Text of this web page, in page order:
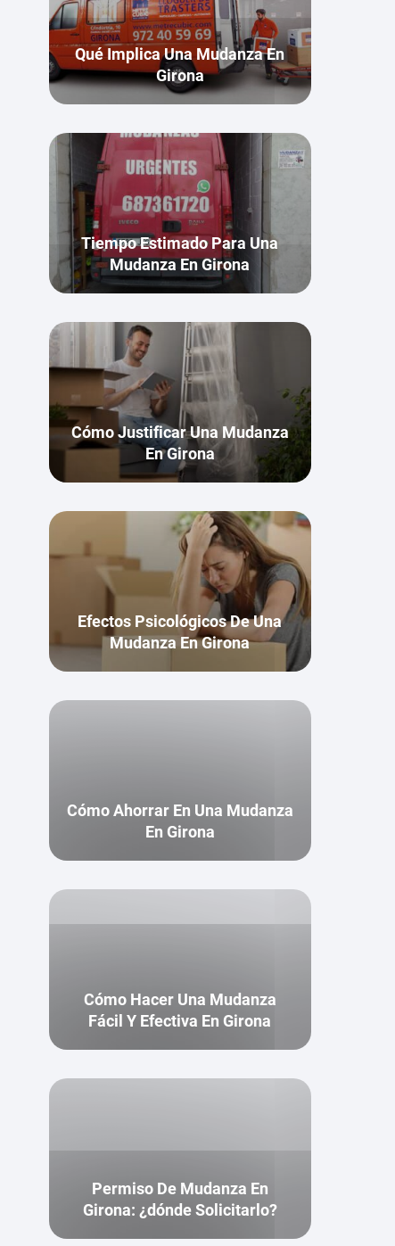
Qué Implica Una Mudanza En
Girona
Tiempo Estimado Para Una
Mudanza En Girona
Cómo Justificar Una Mudanza
En Girona
Efectos Psicológicos De Una
Mudanza En Girona
Cómo Ahorrar En Una Mudanza
En Girona
Cómo Hacer Una Mudanza
Fácil Y Efectiva En Girona
Permiso De Mudanza En
Girona: ¿dónde Solicitarlo?